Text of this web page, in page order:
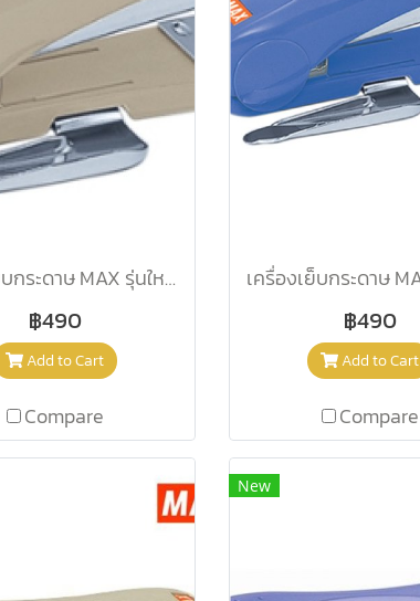
เครื่องเย็บกระดาษ MAX รุ่นใหม่ HD-50R เบจ
฿490
Add to Cart
Compare
฿490
Add to Cart
Compare
New